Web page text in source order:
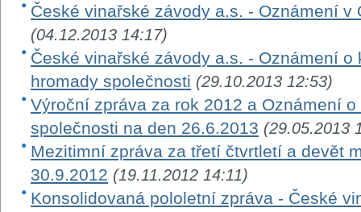
České vinařské závody a.s. - Oznámení v
(04.12.2013 14:17)
České vinařské závody a.s. - Oznámení
hromady společnosti (29.10.2013 12:53)
Výroční zpráva za rok 2012 a Oznámení
společnosti na den 26.6.2013 (29.05.2013
Mezitimní zpráva za třetí čtvrtletí a devět
30.9.2012 (19.11.2012 14:11)
Konsolidovaná pololetní zpráva - České